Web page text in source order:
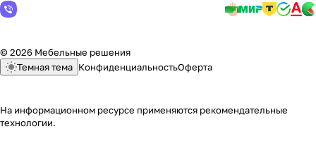
© 2026 Мебельные решения
Темная тема КонфиденциальностьОферта
На информационном ресурсе применяются рекомендательные
технологии.